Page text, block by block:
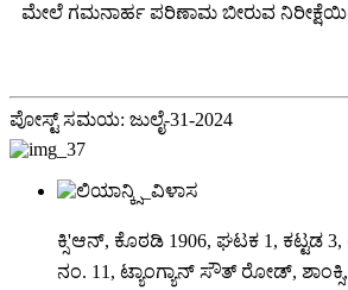
ಮೇಲೆ ಗಮನಾರ್ಹ ಪರಿಣಾಮ ಬೀರುವ
ಪೋಸ್ಟ್ ಸಮಯ: ಜುಲೈ-31-2024
ಕ್ಸಿ'ಆನ್, ಕೊಠಡಿ 1906, ಘಟಕ 1, ಕಟ್ಟಡ
ನಂ. 11, ಟ್ಯಾಂಗ್ಯಾನ್ ಸೌತ್ ರೋಡ್,